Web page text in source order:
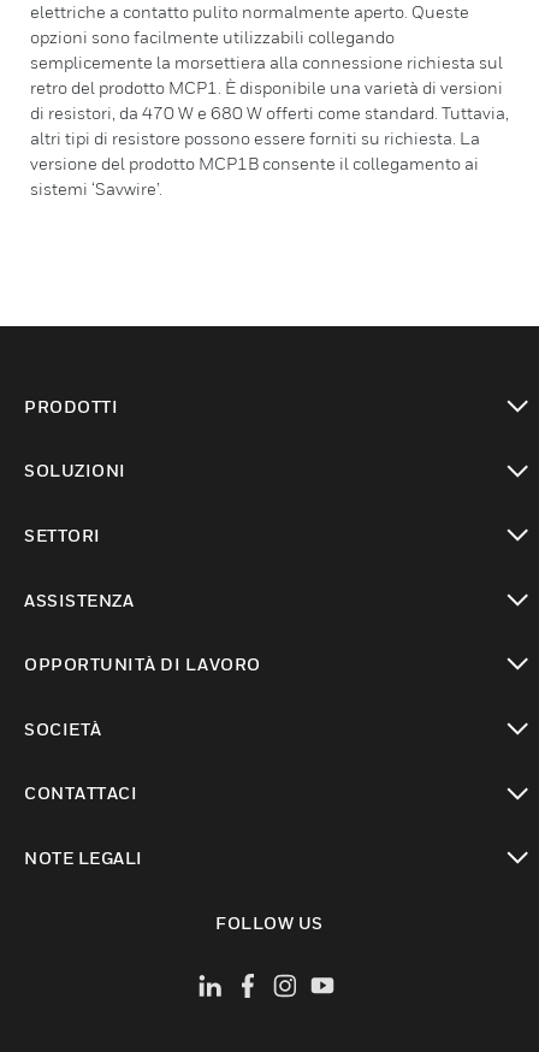
elettriche a contatto pulito normalmente aperto. Queste
opzioni sono facilmente utilizzabili collegando
semplicemente la morsettiera alla connessione richiesta sul
retro del prodotto MCP1. È disponibile una varietà di versioni
di resistori, da 470 W e 680 W offerti come standard. Tuttavia,
altri tipi di resistore possono essere forniti su richiesta. La
versione del prodotto MCP1B consente il collegamento ai
sistemi ‘Savwire’.
PRODOTTI
SOLUZIONI
SETTORI
ASSISTENZA
OPPORTUNITÀ DI LAVORO
SOCIETÀ
CONTATTACI
NOTE LEGALI
FOLLOW US